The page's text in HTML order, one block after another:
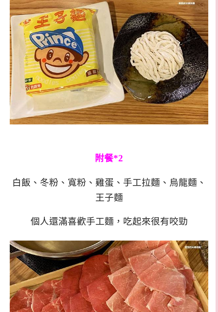
附餐*2
白飯、冬粉、寬粉、雞蛋、手工拉麵、烏龍麵、
王子麵
個人還滿喜歡手工麵，吃起來很有咬勁